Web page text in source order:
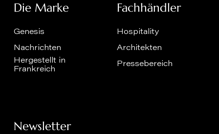
Die Marke
Genesis
Nachrichten
Hergestellt in
Frankreich
Fachhändler
Hospitality
Architekten
Pressebereich
Newsletter